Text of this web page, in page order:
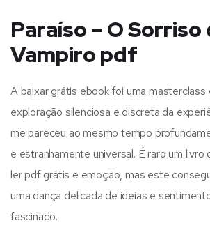
Paraíso – O Sorriso
Vampiro pdf
A baixar grátis ebook foi uma masterclass
exploração silenciosa e discreta da
me pareceu ao mesmo tempo
e estranhamente universal. É raro um livro
ler pdf grátis e emoção, mas este
uma dança delicada de ideias e
fascinado.